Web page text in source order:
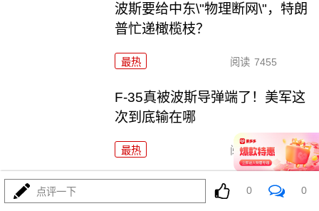
波斯要给中东\"物理断网\"，特朗
普忙递橄榄枝？
最热 阅读 7455
F-35真被波斯导弹端了！美军这
次到底输在哪
最热 阅读 7214
算了不打了？特朗普这脚刹车，把全世界都晃吐了
点评一下 0 0